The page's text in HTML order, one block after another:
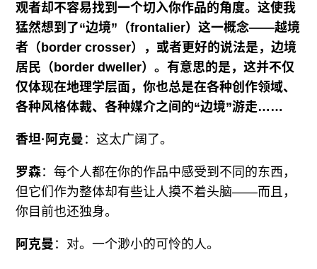
观者却不容易找到一个切入你作品的角度。这使我
猛然想到了“边境”（frontalier）这一概念——越境
者（border crosser），或者更好的说法是，边境
居民（border dweller）。有意思的是，这并不仅
仅体现在地理学层面，你也总是在各种创作领域、
各种风格体裁、各种媒介之间的“边境”游走……
香坦·阿克曼 ：这太广阔了。
罗森：每个人都在你的作品中感受到不同的东西，
但它们作为整体却有些让人摸不着头脑——而且，
你目前也还独身。
阿克曼 ：对。一个渺小的可怜的人。